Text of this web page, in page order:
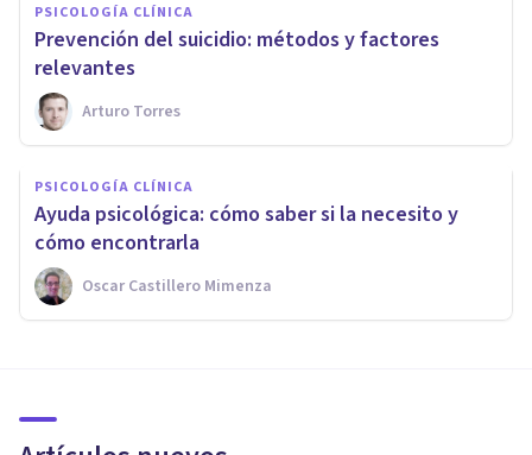
PSICOLOGÍA CLÍNICA
Prevención del suicidio: métodos y factores
relevantes
Arturo Torres
PSICOLOGÍA CLÍNICA
Ayuda psicológica: cómo saber si la necesito y
cómo encontrarla
Oscar Castillero Mimenza